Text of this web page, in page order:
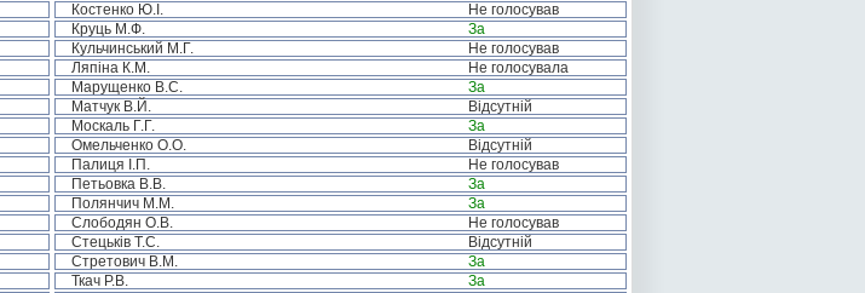
Костенко Ю.І.
Не голосував
Круць М.Ф.
За
Кульчинський М.Г.
Не голосував
Ляпіна К.М.
Не голосувала
Марущенко В.С.
За
Матчук В.Й.
Відсутній
Москаль Г.Г.
За
Омельченко О.О.
Відсутній
Палиця І.П.
Не голосував
Петьовка В.В.
За
Полянчич М.М.
За
Слободян О.В.
Не голосував
Стецьків Т.С.
Відсутній
Стретович В.М.
За
Ткач Р.В.
За